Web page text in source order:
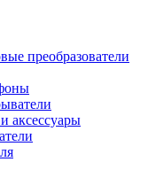
преобразователи
аксессуары